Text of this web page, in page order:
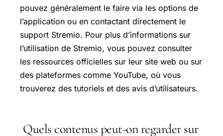
pouvez généralement le faire via les options de
l’application ou en contactant directement le
support Stremio. Pour plus d’informations sur
l’utilisation de Stremio, vous pouvez consulter
les ressources officielles sur leur site web ou sur
des plateformes comme YouTube, où vous
trouverez des tutoriels et des avis d’utilisateurs.
Quels contenus peut-on regarder sur